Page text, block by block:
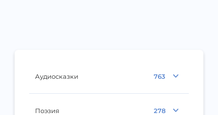
Аудиосказки 763
Поэзия 278